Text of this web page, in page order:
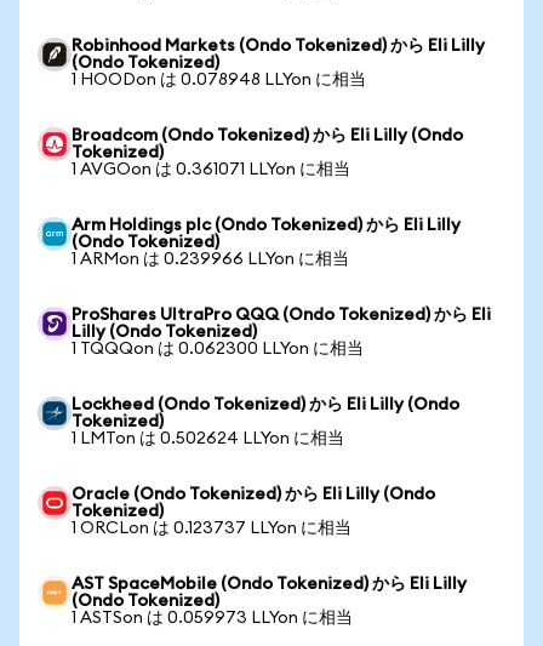
Robinhood Markets (Ondo Tokenized) から Eli Lilly
(Ondo Tokenized)
1 HOODon は 0.078948 LLYon に相当
Broadcom (Ondo Tokenized) から Eli Lilly (Ondo
Tokenized)
1 AVGOon は 0.361071 LLYon に相当
Arm Holdings plc (Ondo Tokenized) から Eli Lilly
(Ondo Tokenized)
1 ARMon は 0.239966 LLYon に相当
ProShares UltraPro QQQ (Ondo Tokenized) から Eli
Lilly (Ondo Tokenized)
1 TQQQon は 0.062300 LLYon に相当
Lockheed (Ondo Tokenized) から Eli Lilly (Ondo
Tokenized)
1 LMTon は 0.502624 LLYon に相当
Oracle (Ondo Tokenized) から Eli Lilly (Ondo
Tokenized)
1 ORCLon は 0.123737 LLYon に相当
AST SpaceMobile (Ondo Tokenized) から Eli Lilly
(Ondo Tokenized)
1 ASTSon は 0.059973 LLYon に相当